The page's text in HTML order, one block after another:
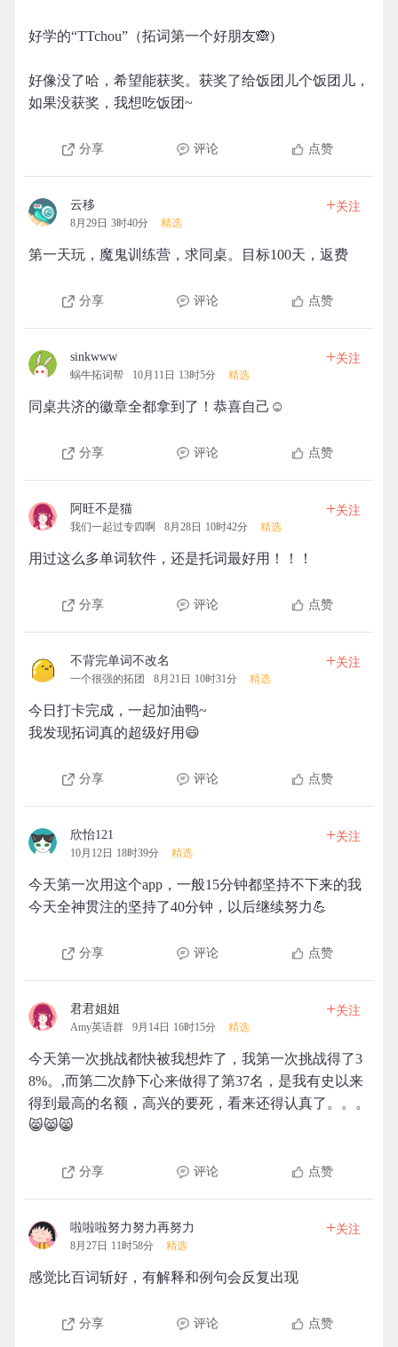
好学的“TTchou”（拓词第一个好朋友🙈)
好像没了哈，希望能获奖。获奖了给饭团儿个饭团儿，
如果没获奖，我想吃饭团~
分享 评论 点赞
云移
8月29日 3时40分 精选
+关注
第一天玩，魔鬼训练营，求同桌。目标100天，返费
分享 评论 点赞
sinkwww
蜗牛拓词帮 10月11日 13时5分 精选
+关注
同桌共济的徽章全都拿到了！恭喜自己☺️
分享 评论 点赞
阿旺不是猫
我们一起过专四啊 8月28日 10时42分 精选
+关注
用过这么多单词软件，还是托词最好用！！！
分享 评论 点赞
不背完单词不改名
一个很强的拓团 8月21日 10时31分 精选
+关注
今日打卡完成，一起加油鸭~
我发现拓词真的超级好用😄
分享 评论 点赞
欣怡121
10月12日 18时39分 精选
+关注
今天第一次用这个app，一般15分钟都坚持不下来的我
今天全神贯注的坚持了40分钟，以后继续努力💪
分享 评论 点赞
君君姐姐
Amy英语群 9月14日 16时15分 精选
+关注
今天第一次挑战都快被我想炸了，我第一次挑战得了3
8%。,而第二次静下心来做得了第37名，是我有史以来
得到最高的名额，高兴的要死，看来还得认真了。。。
😸😸😸
分享 评论 点赞
啦啦啦努力努力再努力
8月27日 11时58分 精选
+关注
感觉比百词斩好，有解释和例句会反复出现
分享 评论 点赞